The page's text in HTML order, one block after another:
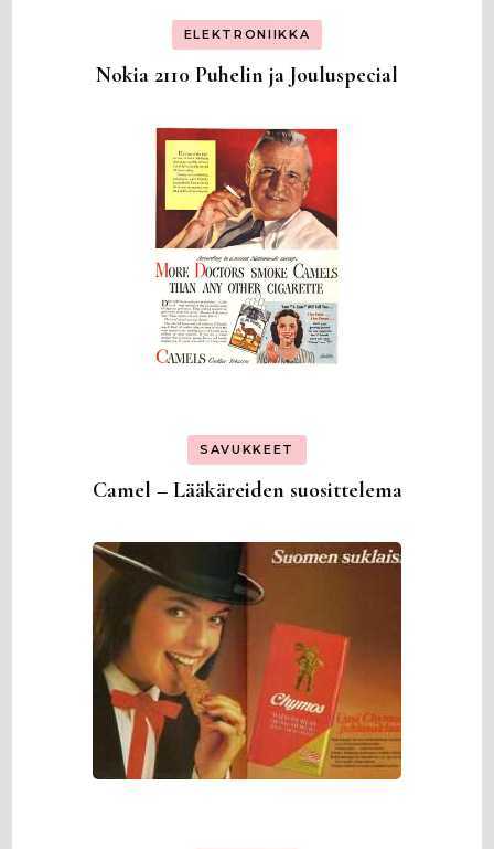
ELEKTRONIIKKA
Nokia 2110 Puhelin ja Jouluspecial
SAVUKKEET
Camel – Lääkäreiden suosittelema